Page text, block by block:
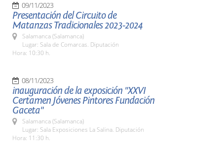
09/11/2023
Presentación del Circuito de
Matanzas Tradicionales 2023-2024
Salamanca (Salamanca)
Lugar: Sala de Comarcas. Diputación
Hora: 10:30 h.
08/11/2023
inauguración de la exposición "XXVI
Certamen Jóvenes Pintores Fundación
Gaceta"
Salamanca (Salamanca)
Lugar: Sala Exposiciones La Salina. Diputación
Hora: 11:30 h.